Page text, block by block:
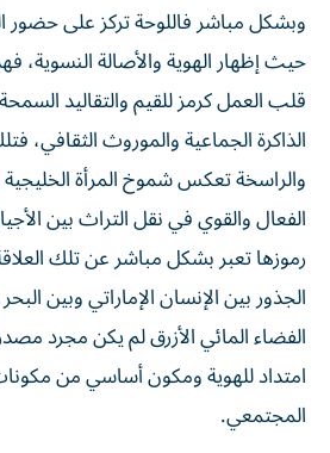
وبشكل مباشر فاللوحة تركز على حضور
حيث إظهار الهوية والأصالة النسوية،
قلب العمل كرمز للقيم والتقاليد
الذاكرة الجماعية والموروث الثقافي،
والراسخة تعكس شموخ المرأة الخليجية
الفعال والقوي في نقل التراث بين
رموزها تعبر بشكل مباشر عن تلك
الجذور بين الإنسان الإماراتي وبين
الفضاء المائي الأزرق لم يكن مجرد
امتداد للهوية ومكون أساسي من
المجتمعي.